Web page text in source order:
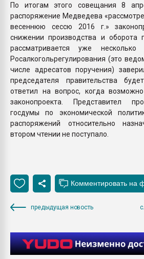
По итогам этого совещания 8
распоряжение Медведева
весеннюю сессю 2016 г.»
снижении производства и
рассматривается уже несколько
Росалкогольрегулирования (это
числе адресатов поручения)
председателя правительства
ответил на вопрос, когда
законопроекта. Представител
госдумы по экономической
распоряжений относительно
втором чтении не поступало.
предыдущая новость